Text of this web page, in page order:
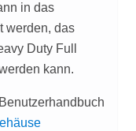
in das
werden, das
Duty Full
kann.